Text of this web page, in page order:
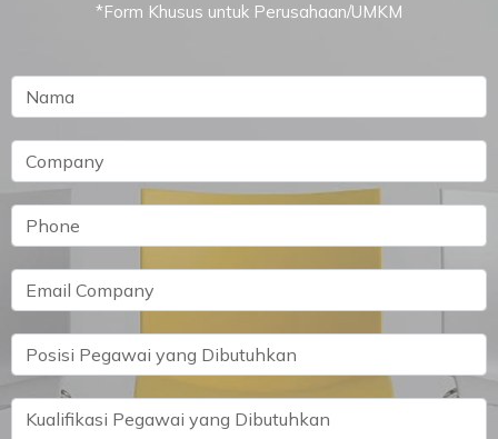
*Form Khusus untuk Perusahaan/UMKM